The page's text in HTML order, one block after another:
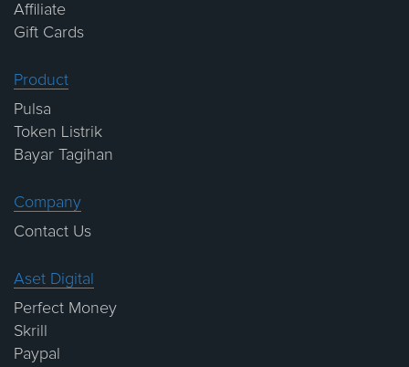
Affiliate
Gift Cards
Product
Pulsa
Token Listrik
Bayar Tagihan
Company
Contact Us
Aset Digital
Perfect Money
Skrill
Paypal